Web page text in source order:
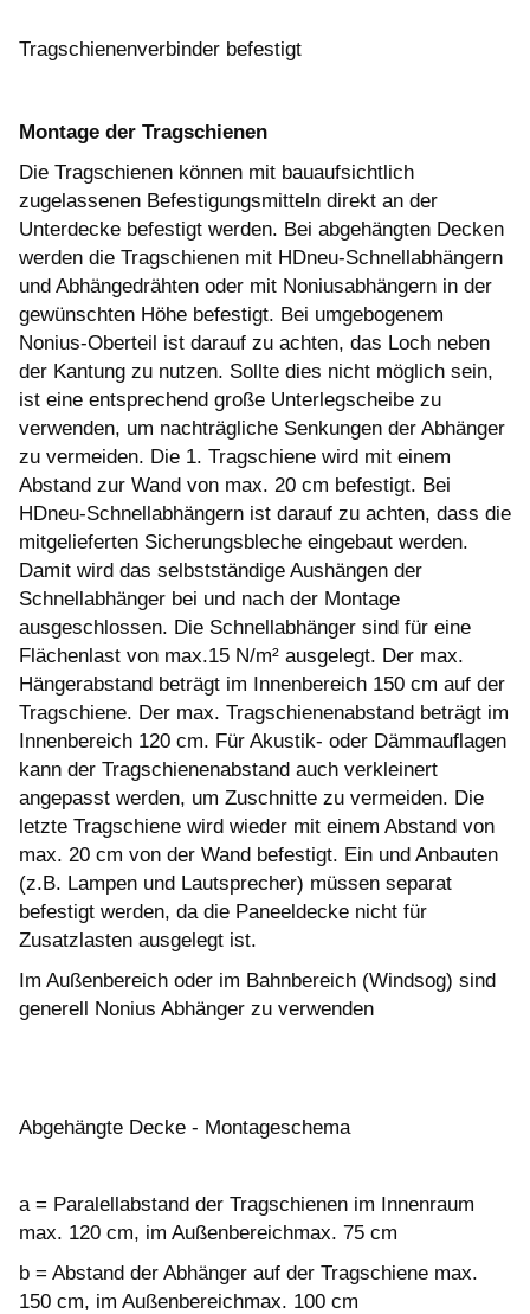
Tragschienenverbinder befestigt
Montage der Tragschienen
Die Tragschienen können mit bauaufsichtlich
zugelassenen Befestigungsmitteln direkt an der
Unterdecke befestigt werden. Bei abgehängten Decken
werden die Tragschienen mit HDneu-Schnellabhängern
und Abhängedrähten oder mit Noniusabhängern in der
gewünschten Höhe befestigt. Bei umgebogenem
Nonius-Oberteil ist darauf zu achten, das Loch neben
der Kantung zu nutzen. Sollte dies nicht möglich sein,
ist eine entsprechend große Unterlegscheibe zu
verwenden, um nachträgliche Senkungen der Abhänger
zu vermeiden. Die 1. Tragschiene wird mit einem
Abstand zur Wand von max. 20 cm befestigt. Bei
HDneu-Schnellabhängern ist darauf zu achten, dass die
mitgelieferten Sicherungsbleche eingebaut werden.
Damit wird das selbstständige Aushängen der
Schnellabhänger bei und nach der Montage
ausgeschlossen. Die Schnellabhänger sind für eine
Flächenlast von max.15 N/m² ausgelegt. Der max.
Hängerabstand beträgt im Innenbereich 150 cm auf der
Tragschiene. Der max. Tragschienenabstand beträgt im
Innenbereich 120 cm. Für Akustik- oder Dämmauflagen
kann der Tragschienenabstand auch verkleinert
angepasst werden, um Zuschnitte zu vermeiden. Die
letzte Tragschiene wird wieder mit einem Abstand von
max. 20 cm von der Wand befestigt. Ein und Anbauten
(z.B. Lampen und Lautsprecher) müssen separat
befestigt werden, da die Paneeldecke nicht für
Zusatzlasten ausgelegt ist.
Im Außenbereich oder im Bahnbereich (Windsog) sind
generell Nonius Abhänger zu verwenden
​Abgehängte Decke - Montageschema
a = Paralellabstand der Tragschienen im Innenraum
max. 120 cm, im Außenbereichmax. 75 cm
b = Abstand der Abhänger auf der Tragschiene max.
150 cm, im Außenbereichmax. 100 cm